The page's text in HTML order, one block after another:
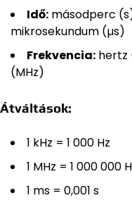
Idő: másodperc
mikrosekundum (µs)
Frekvencia: hertz
(MHz)
Átváltások:
1 kHz = 1 000 Hz
1 MHz = 1 000 000
1 ms = 0,001 s